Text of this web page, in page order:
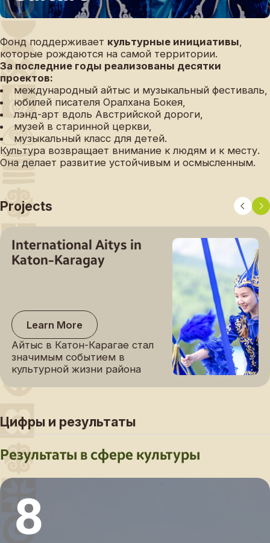
Фонд поддерживает культурные инициативы
которые рождаются на самой территории.
За последние годы реализованы десятки
проектов:
международный айтыс и музыкальный фестиваль,
юбилей писателя Оралхана Бокея,
лэнд-арт вдоль Австрийской дороги,
музей в старинной церкви,
музыкальный класс для детей.
Культура возвращает внимание к людям и к месту.
Она делает развитие устойчивым и осмысленным.
Projects
International Aitys in
Katon-Karagay
Learn More
Айтыс в Катон-Карагае стал
значимым событием в
культурной жизни района
Цифры и результаты
Результаты в сфере культуры
8